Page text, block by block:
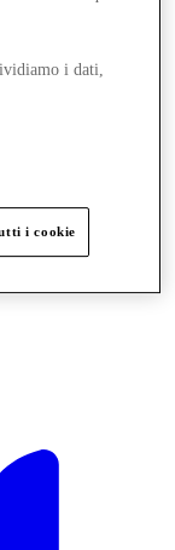
i dati,
i cookie